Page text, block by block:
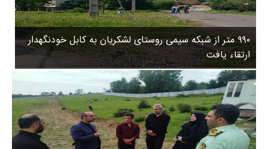
روستاها
ورزشی
سیاسی
چندرسانه ای
مسیر گردشگری دیلمان
درباره ما
۹۹۰ متر از شبکه سیمی روستای لشکریان به کابل خودنگهدار
ارتقاء یافت
۳
۵
۸
ب
ا
ز
ن
ش
س
ت